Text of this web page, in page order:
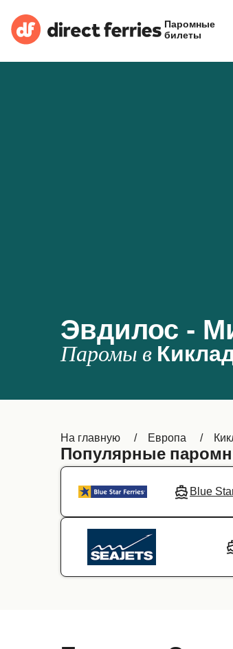
Паромные
билеты
Эвдилос -
Паромы в
На главную Европа
Популярные
Blue